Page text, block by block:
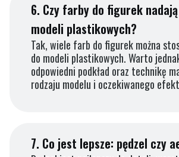
6. Czy farby do figurek
modeli plastikowych?
Tak, wiele farb do figurek można
do modeli plastikowych. Warto
odpowiedni podkład oraz technikę
rodzaju modelu i oczekiwanego
7. Co jest lepsze: pędzel czy